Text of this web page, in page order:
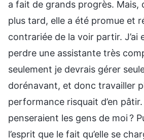
a fait de grands progrès. Mais,
plus tard, elle a été promue et
contrariée de la voir partir. J’ai
perdre une assistante très
seulement je devrais gérer
dorénavant, et donc travailler
performance risquait d’en
penseraient les gens de moi ?
l’esprit que le fait qu’elle se